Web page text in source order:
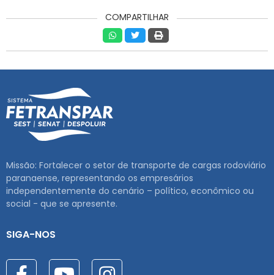
COMPARTILHAR
Missão: Fortalecer o setor de transporte de cargas rodoviário
paranaense, representando os empresários
independentemente do cenário – político, econômico ou
social - que se apresente.
SIGA-NOS